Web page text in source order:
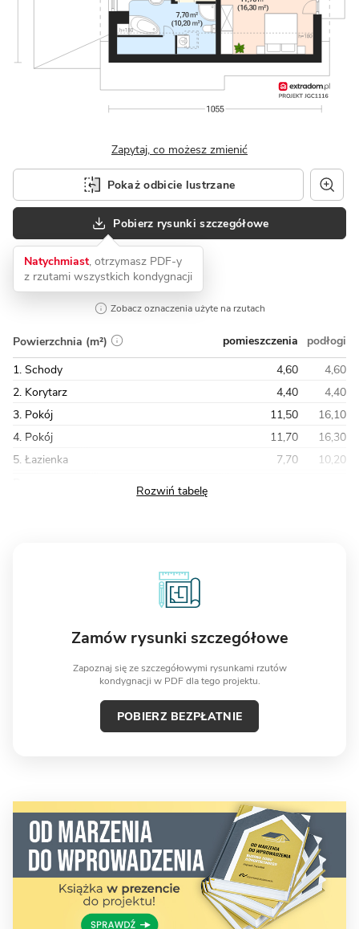
Zapytaj, co możesz zmienić
Pokaż odbicie lustrzane
Pobierz rysunki szczegółowe
Natychmiast, otrzymasz PDF-y
z rzutami wszystkich kondygnacji
Zobacz oznaczenia użyte na rzutach
Powierzchnia (m²) pomieszczenia
podłogi
1. Schody
4,60
4,60
2. Korytarz
4,40
4,40
3. Pokój
11,50
16,10
4. Pokój
11,70
16,30
5. Łazienka
7,70
10,20
Zamów rysunki szczegółowe
Zapoznaj się ze szczegółowymi rysunkami rzutów
kondygnacji w PDF dla tego projektu.
POBIERZ BEZPŁATNIE